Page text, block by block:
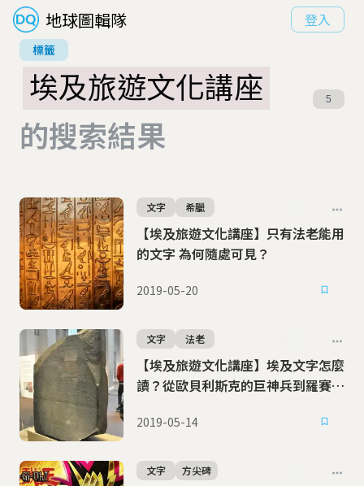
地球圖輯隊 登入
標籤
埃及旅遊文化講座
的搜索結果
5
【埃及旅遊文化講座】只有法老能用
的文字 為何隨處可見？
文字 希臘
2019-05-20
【埃及旅遊文化講座】埃及文字怎麼
讀？從歐貝利斯克的巨神兵到羅賽塔
文字 法老
2019-05-14
文字 方尖碑